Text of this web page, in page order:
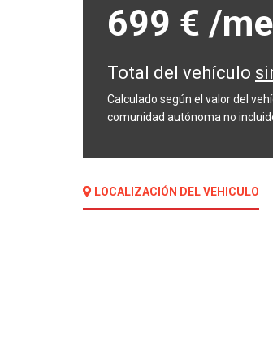
699 € /
Total del vehículo
Calculado según el valor del
comunidad autónoma no
LOCALIZACIÓN DEL VEHICULO